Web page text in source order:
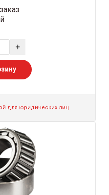
+
для юридических лиц